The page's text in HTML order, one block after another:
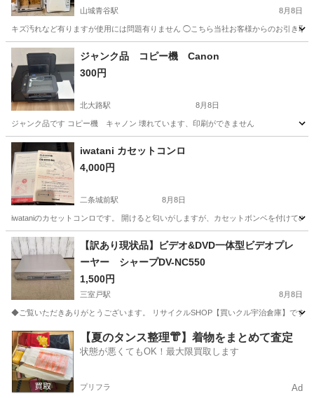
山城青谷駅 8月8日
キズ汚れなど有りますが使用には問題有りません ◯こちら当社お客様からのお引き取
京都 城陽市 山城青谷駅 季節、空調家電
ジャンク品 コピー機 Canon
300円
北大路駅 8月8日
ジャンク品です コピー機 キャノン 壊れています、印刷ができません
京都 京都市 その他
iwatani カセットコンロ
4,000円
二条城前駅 8月8日
iwataniのカセットコンロです。 開けると匂いがしますが、カセットボンベを付けて
京都 京都市 二条城前駅 生活家電
【訳あり現状品】ビデオ&DVD一体型ビデオプレ
ーヤー シャープDV-NC550
1,500円
三室戸駅 8月8日
◆ご覧いただきありがとうございます。 リサイクルSHOP【買いクル宇治倉庫】で
京都 宇治市 三室戸駅 映像プレーヤー、レコーダー DVD
【夏のタンス整理👘】着物をまとめて査定
状態が悪くてもOK！最大限買取します
プリフラ Ad